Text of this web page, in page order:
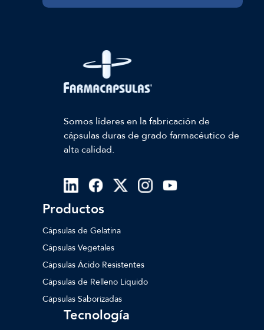
Somos líderes en la fabricación de
cápsulas duras de grado farmacéutico de
alta calidad.
Productos
Cápsulas de Gelatina
Cápsulas Vegetales
Cápsulas Ácido Resistentes
Cápsulas de Relleno Líquido
Cápsulas Saborizadas
Tecnología